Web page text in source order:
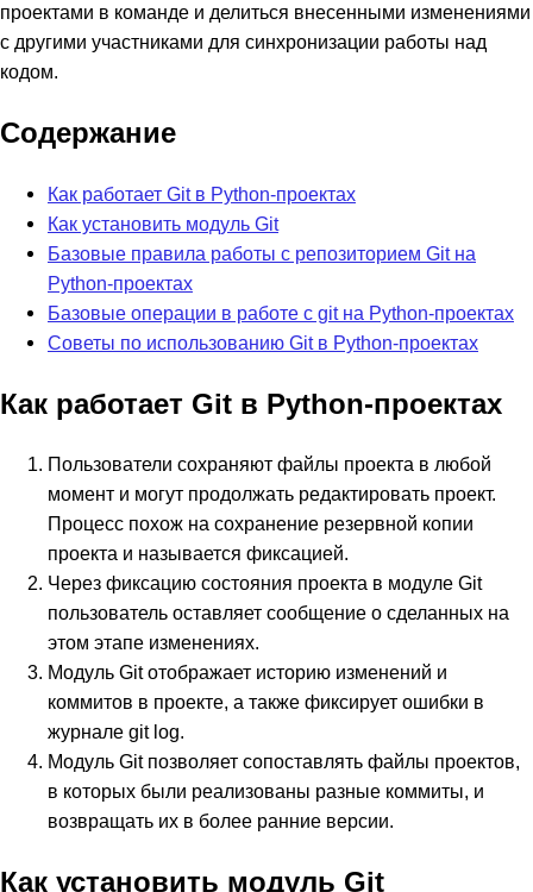
проектами в команде и делиться внесенными изменениями
с другими участниками для синхронизации работы над
кодом.
Содержание
Как работает Git в Python-проектах
Как установить модуль Git
Базовые правила работы с репозиторием Git на
Python-проектах
Базовые операции в работе с git на Python-проектах
Советы по использованию Git в Python-проектах
Как работает Git в Python-проектах
Пользователи сохраняют файлы проекта в любой
момент и могут продолжать редактировать проект.
Процесс похож на сохранение резервной копии
проекта и называется фиксацией.
Через фиксацию состояния проекта в модуле Git
пользователь оставляет сообщение о сделанных на
этом этапе изменениях.
Модуль Git отображает историю изменений и
коммитов в проекте, а также фиксирует ошибки в
журнале git log.
Модуль Git позволяет сопоставлять файлы проектов,
в которых были реализованы разные коммиты, и
возвращать их в более ранние версии.
Как установить модуль Git